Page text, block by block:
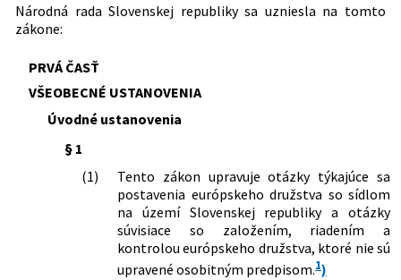
Autor: Národná rada Slovenskej republiky
Nachádza sa v čiastke: 52/2007
Národná rada Slovenskej republiky sa uzniesla na tomto
zákone:
PRVÁ ČASŤ
VŠEOBECNÉ USTANOVENIA
Úvodné ustanovenia
§ 1
(1)
Tento zákon upravuje otázky týkajúce sa
postavenia európskeho družstva so sídlom
na území Slovenskej republiky a otázky
súvisiace so založením, riadením a
kontrolou európskeho družstva, ktoré nie sú
upravené osobitným predpisom.1)